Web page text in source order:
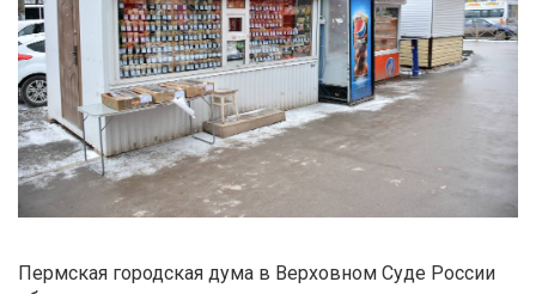
Пермская городская дума в Верховном Суде России